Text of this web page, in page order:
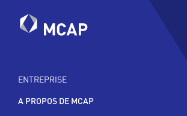
ENTREPRISE
A PROPOS DE MCAP